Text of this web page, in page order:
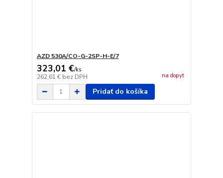
AZD 530A/CO-G-2SP-H-E/7
323,01 €/ks
262,61 € bez DPH na dopyt
Pridať do košíka